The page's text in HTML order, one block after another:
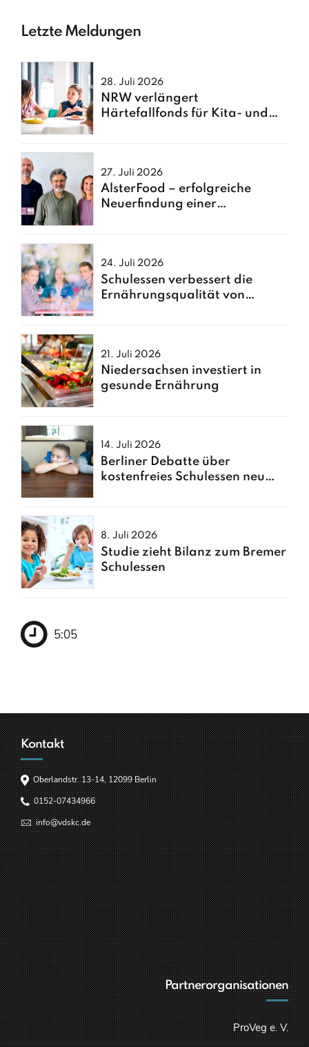
Letzte Meldungen
28. Juli 2026
NRW verlängert
Härtefallfonds für Kita- und
27. Juli 2026
AlsterFood – erfolgreiche
Neuerfindung einer
24. Juli 2026
Schulessen verbessert die
Ernährungsqualität von
21. Juli 2026
Niedersachsen investiert in
gesunde Ernährung
14. Juli 2026
Berliner Debatte über
kostenfreies Schulessen neu
8. Juli 2026
Studie zieht Bilanz zum Bremer
Schulessen
5:05
Kontakt
Oberlandstr. 13-14, 12099 Berlin
0152-07434966
info@vdskc.de
Partnerorganisationen
ProVeg e. V.